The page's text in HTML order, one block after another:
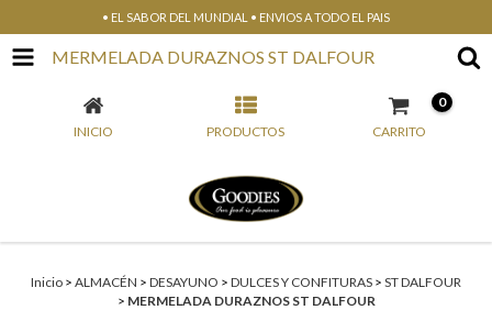
• EL SABOR DEL MUNDIAL • ENVIOS A TODO EL PAIS
MERMELADA DURAZNOS ST DALFOUR
INICIO PRODUCTOS CARRITO
0
Inicio > ALMACÉN > DESAYUNO > DULCES Y CONFITURAS > ST DALFOUR
> MERMELADA DURAZNOS ST DALFOUR